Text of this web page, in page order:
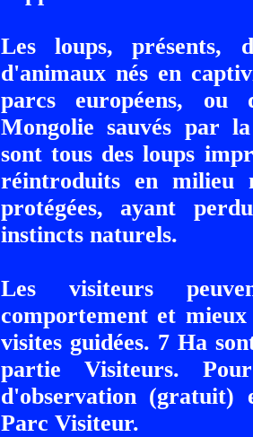
Les loups, présents,
d'animaux nés en
parcs européens, ou
Mongolie sauvés par
sont tous des loups
réintroduits en milieu
protégées, ayant
instincts naturels.
Les visiteurs
comportement et
visites guidées. 7 Ha
partie Visiteurs.
d'observation (gratuit)
Parc Visiteur.